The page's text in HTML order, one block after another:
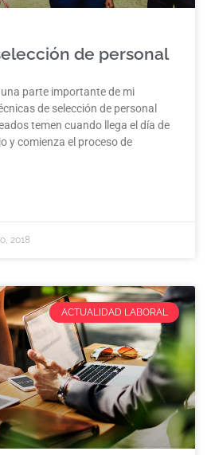
de personal
parte importante de mi
de selección de personal
temen cuando llega el día de
y comienza el proceso de
2018
ACTUALIDAD LABORAL